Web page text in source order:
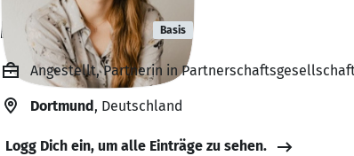
Melina Arndt Basis
Angestellt, Partnerin in
Dortmund, Deutschland
Logg Dich ein, um alle Einträge zu sehen.